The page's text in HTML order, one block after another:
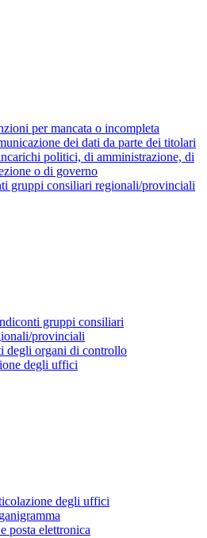
per mancata o incompleta
dei dati da parte dei titolari
politici, di amministrazione, di
o di governo
gruppi consiliari regionali/provinciali
gruppi consiliari
provinciali
degli organi di controllo
degli uffici
degli uffici
posta elettronica